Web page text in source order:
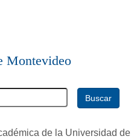
Montevideo
Buscar
de la Universidad de